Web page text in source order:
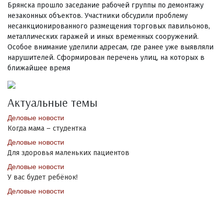
Брянска прошло заседание рабочей группы по демонтажу
незаконных объектов. Участники обсудили проблему
несанкционированного размещения торговых павильонов,
металлических гаражей и иных временных сооружений.
Особое внимание уделили адресам, где ранее уже выявляли
нарушителей. Сформирован перечень улиц, на которых в
ближайшее время
Актуальные темы
Деловые новости
Когда мама – студентка
Деловые новости
Для здоровья маленьких пациентов
Деловые новости
У вас будет ребёнок!
Деловые новости